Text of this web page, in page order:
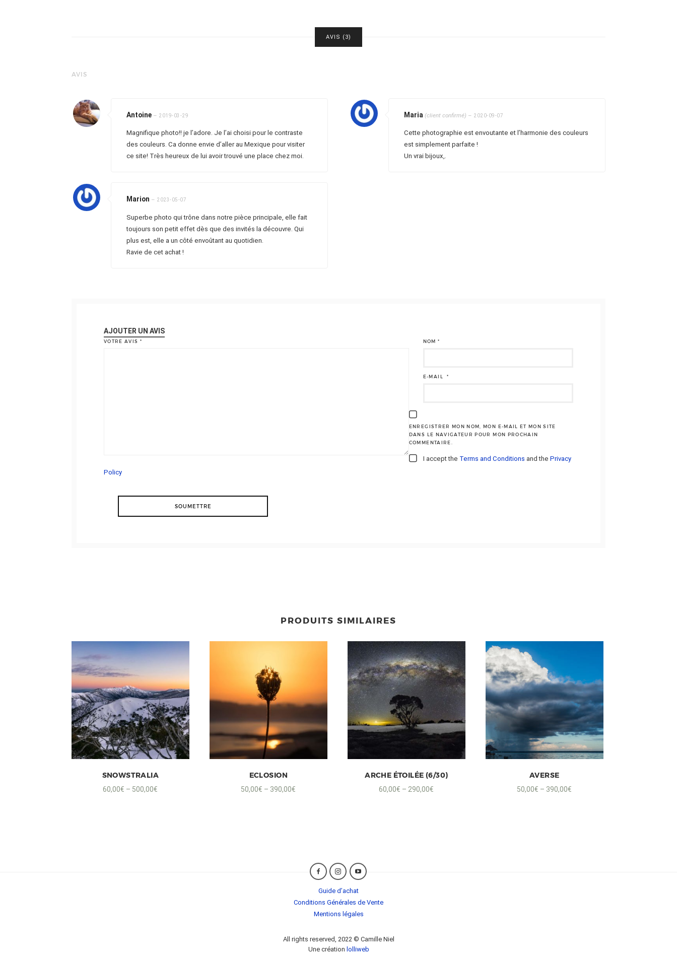
AVIS (3)
AVIS
Antoine – 2019-03-29
Magnifique photo!! je l’adore. Je l’ai choisi pour le contraste
des couleurs. Ca donne envie d’aller au Mexique pour visiter
ce site! Très heureux de lui avoir trouvé une place chez moi.
Maria (client confirmé) – 2020-09-07
Cette photographie est envoutante et l’harmonie des couleurs
est simplement parfaite !
Un vrai bijoux,.
Marion – 2023-05-07
Superbe photo qui trône dans notre pièce principale, elle fait
toujours son petit effet dès que des invités la découvre. Qui
plus est, elle a un côté envoûtant au quotidien.
Ravie de cet achat !
AJOUTER UN AVIS
VOTRE AVIS * NOM*
E-MAIL *
ENREGISTRER MON NOM, MON E-MAIL ET MON SITE
DANS LE NAVIGATEUR POUR MON PROCHAIN
COMMENTAIRE.
I accept the Terms and Conditions and the Privacy
Policy
PRODUITS SIMILAIRES
SNOWSTRALIA
60,00€ – 500,00€
ECLOSION
50,00€ – 390,00€
ARCHE ÉTOILÉE (6/30)
60,00€ – 290,00€
AVERSE
50,00€ – 390,00€
Guide d’achat
Conditions Générales de Vente
Mentions légales
All rights reserved, 2022 © Camille Niel
Une création lolliweb